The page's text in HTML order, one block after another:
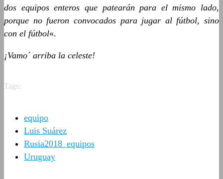
dos equipos enteros que patearán para el mismo lado,
porque no fueron convocados para jugar al fútbol, sino
con el fútbol«.
¡Vamo´ arriba la celeste!
Tags:
equipo
Luis Suárez
Rusia2018_equipos
Uruguay